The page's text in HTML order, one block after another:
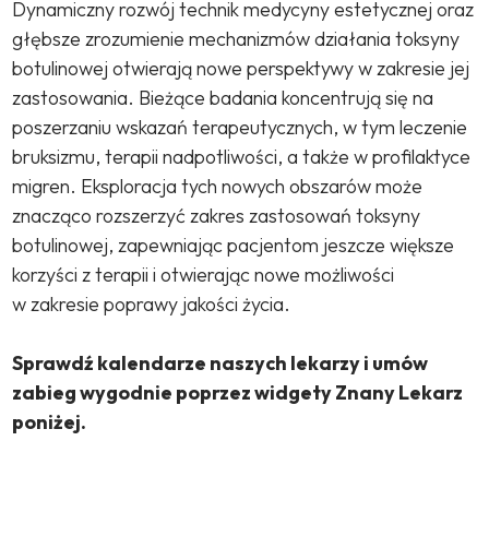
Dynamiczny rozwój technik medycyny estetycznej oraz
głębsze zrozumienie mechanizmów działania toksyny
botulinowej otwierają nowe perspektywy w zakresie jej
zastosowania. Bieżące badania koncentrują się na
poszerzaniu wskazań terapeutycznych, w tym leczenie
bruksizmu, terapii nadpotliwości, a także w profilaktyce
migren. Eksploracja tych nowych obszarów może
znacząco rozszerzyć zakres zastosowań toksyny
botulinowej, zapewniając pacjentom jeszcze większe
korzyści z terapii i otwierając nowe możliwości
w zakresie poprawy jakości życia.
Sprawdź kalendarze naszych lekarzy i umów
zabieg wygodnie poprzez widgety Znany Lekarz
poniżej.